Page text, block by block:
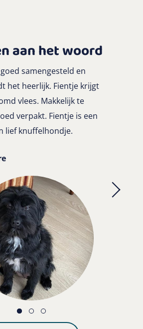
aan het woord
samengesteld en
het heerlijk. Fientje krijgt
vlees. Makkelijk te
verpakt. Fientje is een
lief knuffelhondje.